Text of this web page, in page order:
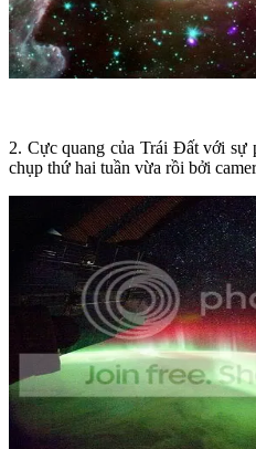
2. Cực quang của Trái Đất với sự
chụp thứ hai tuần vừa rồi bởi